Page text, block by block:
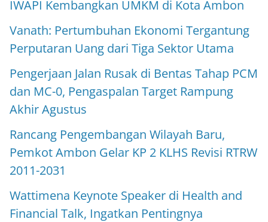
IWAPI Kembangkan UMKM di Kota Ambon
Vanath: Pertumbuhan Ekonomi Tergantung
Perputaran Uang dari Tiga Sektor Utama
Pengerjaan Jalan Rusak di Bentas Tahap PCM
dan MC-0, Pengaspalan Target Rampung
Akhir Agustus
Rancang Pengembangan Wilayah Baru,
Pemkot Ambon Gelar KP 2 KLHS Revisi RTRW
2011-2031
Wattimena Keynote Speaker di Health and
Financial Talk, Ingatkan Pentingnya